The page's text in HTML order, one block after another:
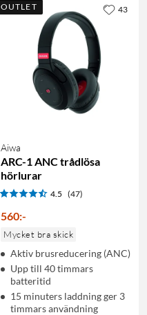
OUTLET
Aiwa
ARC-1 ANC trådlösa
hörlurar
4.5 (47)
560:-
Mycket bra skick
Aktiv brusreducering (ANC)
Upp till 40 timmars
batteritid
15 minuters laddning ger 3
timmars användning
43